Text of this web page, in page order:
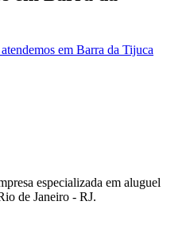
em Barra da Tijuca
especializada em aluguel
de Janeiro - RJ.